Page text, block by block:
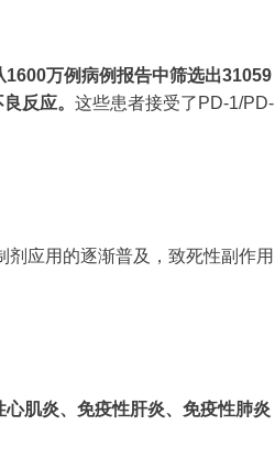
1600万例病例报告中筛选出31059
反应。 这些患者接受了PD-1/PD-
应用的逐渐普及，致死性副作用
肌炎、免疫性肝炎、免疫性肺炎